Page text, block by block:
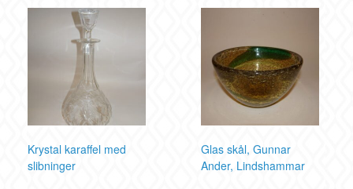
Krystal karaffel med
slibninger
Glas skål, Gunnar
Ander, Lindshammar